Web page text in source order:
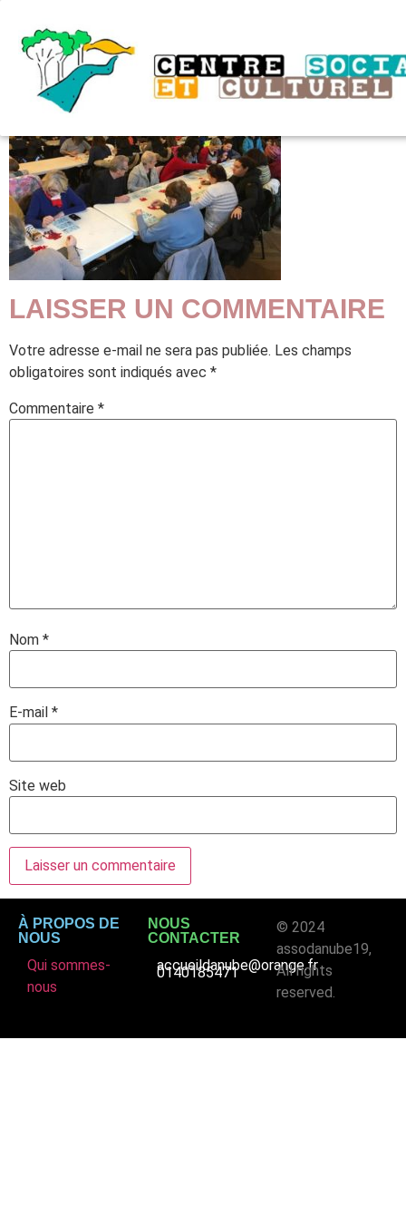
LAISSER UN COMMENTAIRE
Votre adresse e-mail ne sera pas publiée. Les champs
obligatoires sont indiqués avec *
Commentaire *
Nom *
E-mail *
Site web
À PROPOS DE
NOUS
Qui sommes-
nous
NOUS
CONTACTER
accueildanube@orange.fr
0140185471
© 2024
assodanube19,
All rights
reserved.